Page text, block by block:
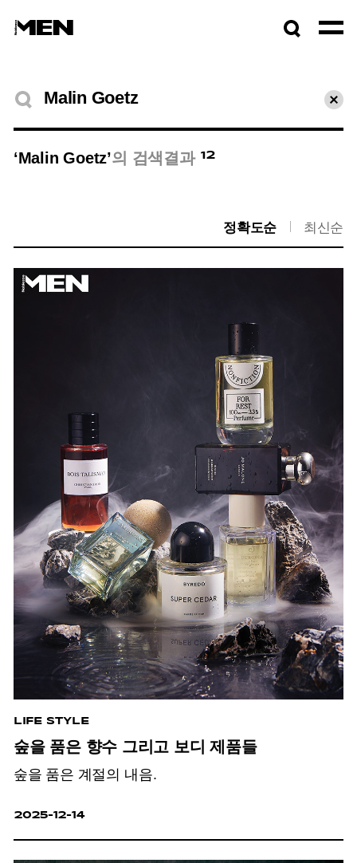
검색결과
초기
‘Malin Goetz’의 검색결과 12
정확도순 최신순
LIFE STYLE
숲을 품은 향수 그리고 보디 제품들
숲을 품은 계절의 내음.
2025-12-14